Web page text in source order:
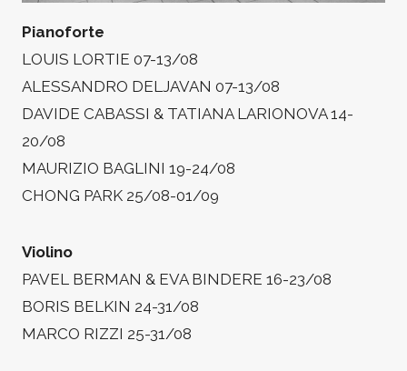
Pianoforte
LOUIS LORTIE 07-13/08
ALESSANDRO DELJAVAN 07-13/08
DAVIDE CABASSI & TATIANA LARIONOVA 14-
20/08
MAURIZIO BAGLINI 19-24/08
CHONG PARK 25/08-01/09
Violino
PAVEL BERMAN & EVA BINDERE 16-23/08
BORIS BELKIN 24-31/08
MARCO RIZZI 25-31/08